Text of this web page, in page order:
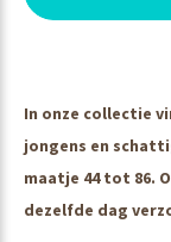
In onze collectie
jongens en
maatje 44 tot 86.
dezelfde dag